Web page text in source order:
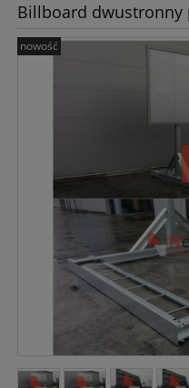
Billboard dwustronny
nowość